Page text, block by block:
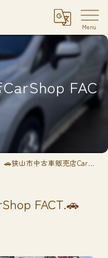
FAC
🚗狭山市中古車販売店CarShop FACT.🚗
FACT.🚗